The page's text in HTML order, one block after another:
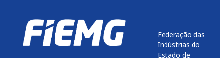
Federação das
Indústrias do
Estado de